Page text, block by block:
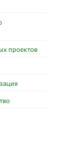
проектов